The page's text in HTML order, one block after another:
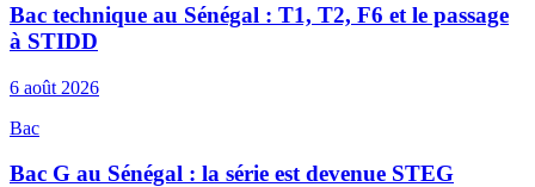
Bac technique au Sénégal : T1, T2, F6 et le passage
à STIDD
6 août 2026
Bac
Bac G au Sénégal : la série est devenue STEG